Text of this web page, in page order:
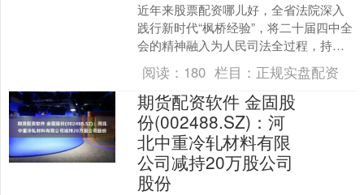
近年来股票配资哪儿好，全省法院深入
践行新时代“枫桥经验”，将二十届四中全
会的精神融入为人民司法全过程，持续
推动司法力量下沉乡村一线。420个人民
法庭和789个诉....
阅读： 180 栏目： 正规实盘配资
期货配资软件 金固股
份(002488.SZ)：河
北中重冷轧材料有限
公司减持20万股公司
股份